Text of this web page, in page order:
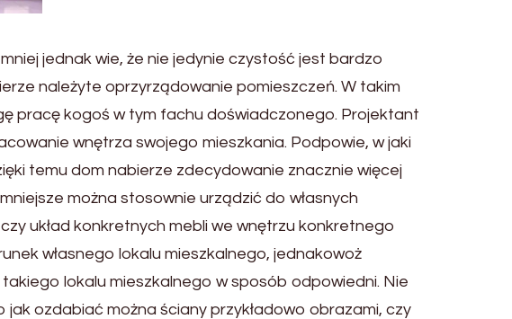
jednak wie, że nie jedynie czystość jest bardzo
należyte oprzyrządowanie pomieszczeń. W takim
pracę kogoś w tym fachu doświadczonego. Projektant
wnętrza swojego mieszkania. Podpowie, w jaki
temu dom nabierze zdecydowanie znacznie więcej
można stosownie urządzić do własnych
układ konkretnych mebli we wnętrzu konkretnego
własnego lokalu mieszkalnego, jednakowoż
lokalu mieszkalnego w sposób odpowiedni. Nie
ozdabiać można ściany przykładowo obrazami, czy